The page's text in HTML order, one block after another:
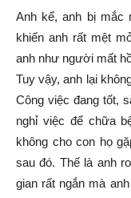
Anh kể, anh bị mắc
khiến anh rất mệt
anh như người mất
Tuy vậy, anh lại
Công việc đang tốt,
nghỉ việc để chữa
không cho con họ
sau đó. Thế là anh
gian rất ngắn mà